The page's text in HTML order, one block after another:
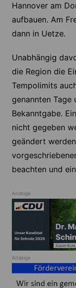
Hannover am
aufbauen. Am
dann in Uetze.
Unabhängig
die Region die
Tempolimits
genannten
Bekanntgabe.
nicht gegeben
geändert
beachten und
Anzeige
Anzeige